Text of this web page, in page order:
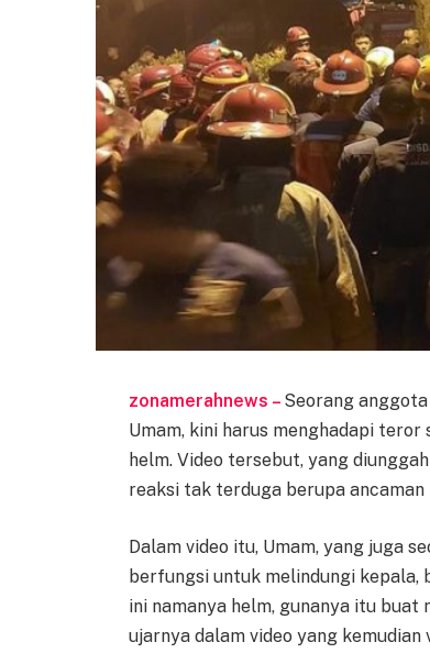
zonamerahnews – Seorang
Umam, kini harus menghadapi
helm. Video tersebut, yang
reaksi tak terduga berupa
Dalam video itu, Umam, yang juga
berfungsi untuk melindungi kepala,
ini namanya helm, gunanya itu
ujarnya dalam video yang kemudian